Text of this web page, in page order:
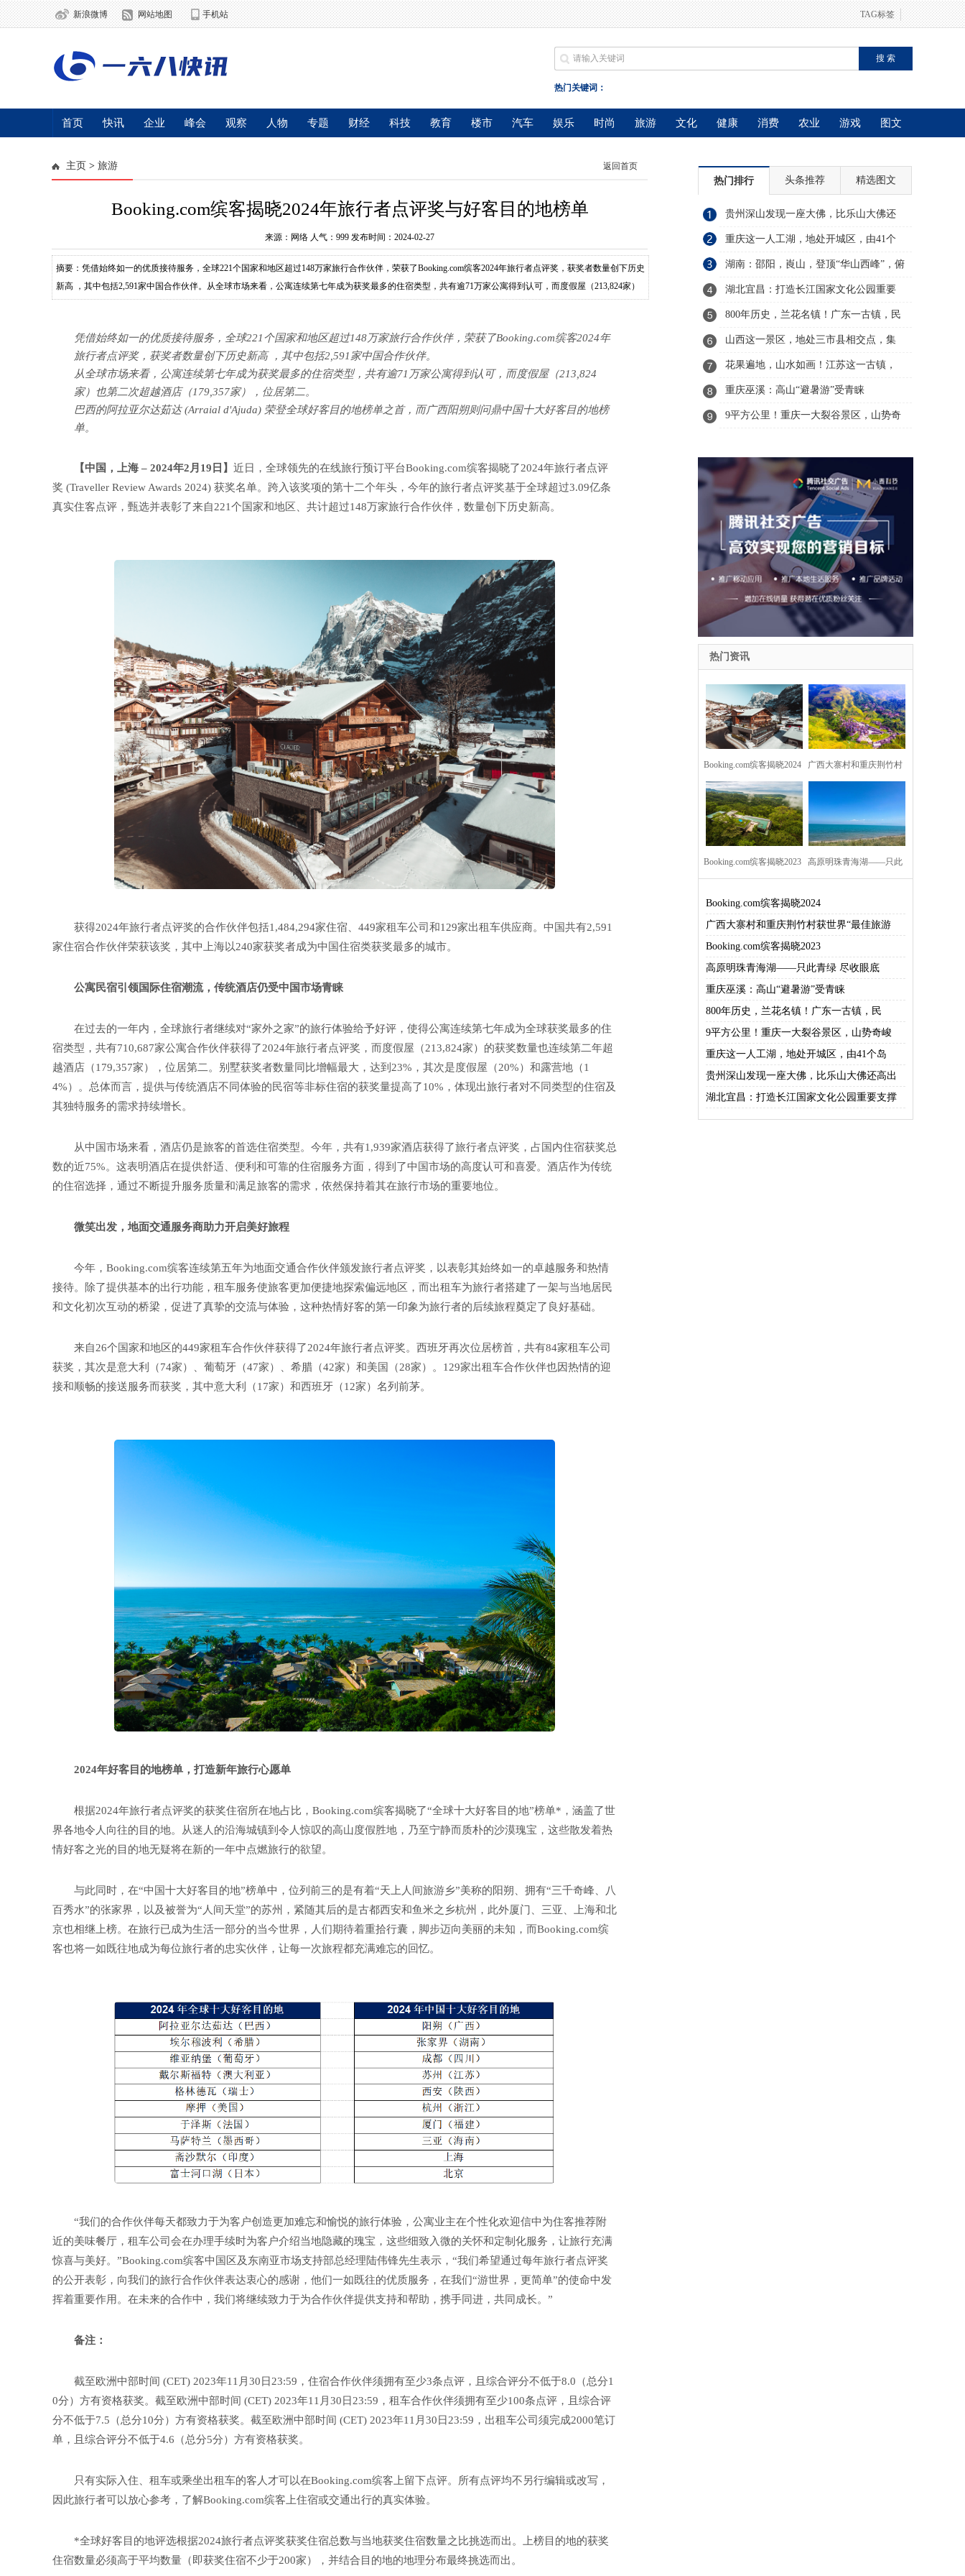
新浪微博 网站地图 手机站 TAG标签
热门关键词：
首页 快讯 企业 峰会 观察 人物 专题 财经 科技 教育 楼市 汽车 娱乐 时尚 旅游 文化 健康 消费 农业 游戏 图文
主页 > 旅游 返回首页
Booking.com缤客揭晓2024年旅行者点评奖与好客目的地榜单
来源：网络 人气： 999 发布时间：2024-02-27
摘要：凭借始终如一的优质接待服务，全球221个国家和地区超过148万家旅行合作伙伴，荣获了Booking.com缤客2024年旅行者点评奖，获奖者数量创下历史
新高 ，其中包括2,591家中国合作伙伴。从全球市场来看，公寓连续第七年成为获奖最多的住宿类型，共有逾71万家公寓得到认可，而度假屋（213,824家）
凭借始终如一的优质接待服务，全球221个国家和地区超过148万家旅行合作伙伴，荣获了Booking.com缤客2024年
旅行者点评奖，获奖者数量创下历史新高 ，其中包括2,591家中国合作伙伴。
从全球市场来看，公寓连续第七年成为获奖最多的住宿类型，共有逾71万家公寓得到认可，而度假屋（213,824
家）也第二次超越酒店（179,357家），位居第二。
巴西的阿拉亚尔达茹达 (Arraial d'Ajuda) 荣登全球好客目的地榜单之首，而广西阳朔则问鼎中国十大好客目的地榜
单。
【中国，上海 – 2024年2月19日】 近日，全球领先的在线旅行预订平台Booking.com缤客揭晓了2024年旅行者点评
奖 (Traveller Review Awards 2024) 获奖名单。跨入该奖项的第十二个年头，今年的旅行者点评奖基于全球超过3.09亿条
真实住客点评，甄选并表彰了来自221个国家和地区、共计超过148万家旅行合作伙伴，数量创下历史新高。
获得2024年旅行者点评奖的合作伙伴包括1,484,294家住宿、449家租车公司和129家出租车供应商。中国共有2,591
家住宿合作伙伴荣获该奖，其中上海以240家获奖者成为中国住宿类获奖最多的城市。
公寓民宿引领国际住宿潮流，传统酒店仍受中国市场青睐
在过去的一年内，全球旅行者继续对“家外之家”的旅行体验给予好评，使得公寓连续第七年成为全球获奖最多的住
宿类型，共有710,687家公寓合作伙伴获得了2024年旅行者点评奖，而度假屋（213,824家）的获奖数量也连续第二年超
越酒店（179,357家），位居第二。别墅获奖者数量同比增幅最大，达到23%，其次是度假屋（20%）和露营地（1
4%）。总体而言，提供与传统酒店不同体验的民宿等非标住宿的获奖量提高了10%，体现出旅行者对不同类型的住宿及
其独特服务的需求持续增长。
从中国市场来看，酒店仍是旅客的首选住宿类型。今年，共有1,939家酒店获得了旅行者点评奖，占国内住宿获奖总
数的近75%。这表明酒店在提供舒适、便利和可靠的住宿服务方面，得到了中国市场的高度认可和喜爱。酒店作为传统
的住宿选择，通过不断提升服务质量和满足旅客的需求，依然保持着其在旅行市场的重要地位。
微笑出发，地面交通服务商助力开启美好旅程
今年，Booking.com缤客连续第五年为地面交通合作伙伴颁发旅行者点评奖，以表彰其始终如一的卓越服务和热情
接待。除了提供基本的出行功能，租车服务使旅客更加便捷地探索偏远地区，而出租车为旅行者搭建了一架与当地居民
和文化初次互动的桥梁，促进了真挚的交流与体验，这种热情好客的第一印象为旅行者的后续旅程奠定了良好基础。
来自26个国家和地区的449家租车合作伙伴获得了2024年旅行者点评奖。西班牙再次位居榜首，共有84家租车公司
获奖，其次是意大利（74家）、葡萄牙（47家）、希腊（42家）和美国（28家）。129家出租车合作伙伴也因热情的迎
接和顺畅的接送服务而获奖，其中意大利（17家）和西班牙（12家）名列前茅。
2024年好客目的地榜单，打造新年旅行心愿单
根据2024年旅行者点评奖的获奖住宿所在地占比，Booking.com缤客揭晓了“全球十大好客目的地”榜单*，涵盖了世
界各地令人向往的目的地。从迷人的沿海城镇到令人惊叹的高山度假胜地，乃至宁静而质朴的沙漠瑰宝，这些散发着热
情好客之光的目的地无疑将在新的一年中点燃旅行的欲望。
与此同时，在“中国十大好客目的地”榜单中，位列前三的是有着“天上人间旅游乡”美称的阳朔、拥有“三千奇峰、八
百秀水”的张家界，以及被誉为“人间天堂”的苏州，紧随其后的是古都西安和鱼米之乡杭州，此外厦门、三亚、上海和北
京也相继上榜。在旅行已成为生活一部分的当今世界，人们期待着重拾行囊，脚步迈向美丽的未知，而Booking.com缤
客也将一如既往地成为每位旅行者的忠实伙伴，让每一次旅程都充满难忘的回忆。
“我们的合作伙伴每天都致力于为客户创造更加难忘和愉悦的旅行体验，公寓业主在个性化欢迎信中为住客推荐附
近的美味餐厅，租车公司会在办理手续时为客户介绍当地隐藏的瑰宝，这些细致入微的关怀和定制化服务，让旅行充满
惊喜与美好。”Booking.com缤客中国区及东南亚市场支持部总经理陆伟锋先生表示，“我们希望通过每年旅行者点评奖
的公开表彰，向我们的旅行合作伙伴表达衷心的感谢，他们一如既往的优质服务，在我们“游世界，更简单”的使命中发
挥着重要作用。在未来的合作中，我们将继续致力于为合作伙伴提供支持和帮助，携手同进，共同成长。”
备注：
截至欧洲中部时间 (CET) 2023年11月30日23:59，住宿合作伙伴须拥有至少3条点评，且综合评分不低于8.0（总分1
0分）方有资格获奖。截至欧洲中部时间 (CET) 2023年11月30日23:59，租车合作伙伴须拥有至少100条点评，且综合评
分不低于7.5（总分10分）方有资格获奖。截至欧洲中部时间 (CET) 2023年11月30日23:59，出租车公司须完成2000笔订
单，且综合评分不低于4.6（总分5分）方有资格获奖。
只有实际入住、租车或乘坐出租车的客人才可以在Booking.com缤客上留下点评。所有点评均不另行编辑或改写，
因此旅行者可以放心参考，了解Booking.com缤客上住宿或交通出行的真实体验。
*全球好客目的地评选根据2024旅行者点评奖获奖住宿总数与当地获奖住宿数量之比挑选而出。上榜目的地的获奖
住宿数量必须高于平均数量（即获奖住宿不少于200家），并结合目的地的地理分布最终挑选而出。
热门排行 头条推荐 精选图文
贵州深山发现一座大佛，比乐山大佛还
高出4米，网友：烂尾工程
重庆这一人工湖，地处开城区，由41个
岛屿，30多个湖湾组成
湖南：邵阳，崀山，登顶“华山西峰”，俯
瞰“鲸鱼闹海”
湖北宜昌：打造长江国家文化公园重要
支撑
800年历史，兰花名镇！广东一古镇，民
间艺术享誉全国，就在广州
山西这一景区，地处三市县相交点，集
华夏古今精华于一体
花果遍地，山水如画！江苏这一古镇，
地处吴中区，还是苏绣发源地
重庆巫溪：高山“避暑游”受青睐
9平方公里！重庆一大裂谷景区，山势奇
热门资讯
Booking.com缤客揭晓2024
年旅行者点评奖与好客目
的地榜单
广西大寨村和重庆荆竹村
Booking.com缤客揭晓2023
客目的地榜
高原明珠青海湖——只此
Booking.com缤客揭晓2024
广西大寨村和重庆荆竹村获世界“最佳旅游
Booking.com缤客揭晓2023
高原明珠青海湖——只此青绿 尽收眼底
重庆巫溪：高山“避暑游”受青睐
800年历史，兰花名镇！广东一古镇，民
9平方公里！重庆一大裂谷景区，山势奇峻
重庆这一人工湖，地处开城区，由41个岛
贵州深山发现一座大佛，比乐山大佛还高出
湖北宜昌：打造长江国家文化公园重要支撑